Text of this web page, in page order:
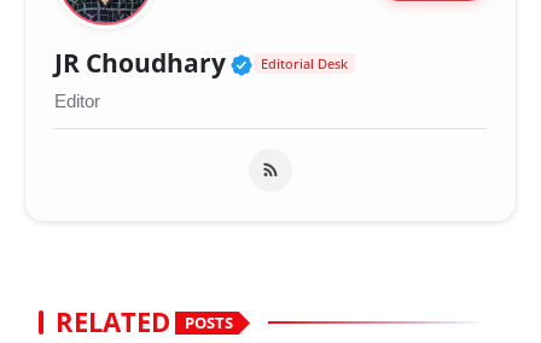
JR Choudhary Verified Public Figure
Editorial Desk
Editor
RELATED POSTS